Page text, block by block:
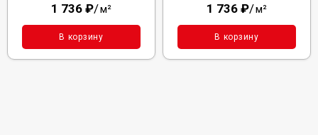
1 736 ₽/м²
В корзину
1 736 ₽/м²
В корзину